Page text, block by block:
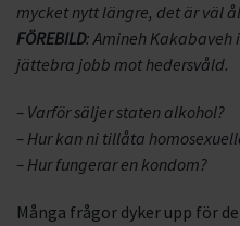
mycket nytt längre, det är väl
FÖREBILD: Amineh
jättebra jobb mot hedersvåld.
– Varför säljer staten alkohol?
– Hur kan ni tillåta
– Hur fungerar en kondom?
Många frågor dyker upp för